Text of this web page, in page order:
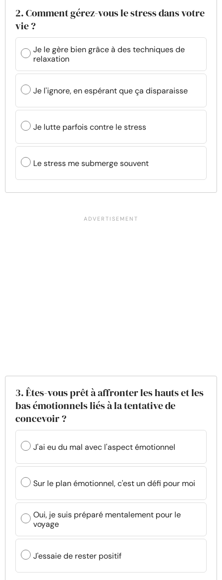
2. Comment gérez-vous le stress dans votre
vie ?
Je le gère bien grâce à des techniques de
relaxation
Je l'ignore, en espérant que ça disparaisse
Je lutte parfois contre le stress
Le stress me submerge souvent
3. Êtes-vous prêt à affronter les hauts et les
bas émotionnels liés à la tentative de
concevoir ?
J'ai eu du mal avec l'aspect émotionnel
Sur le plan émotionnel, c'est un défi pour moi
Oui, je suis préparé mentalement pour le
voyage
J'essaie de rester positif